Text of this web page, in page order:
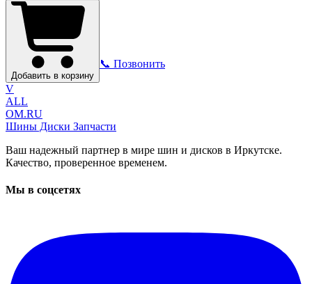
Добавить в корзину
📞 Позвонить
V
ALL
OM.RU
Шины Диски Запчасти
Ваш надежный партнер в мире шин и дисков в Иркутске.
Качество, проверенное временем.
Мы в соцсетях